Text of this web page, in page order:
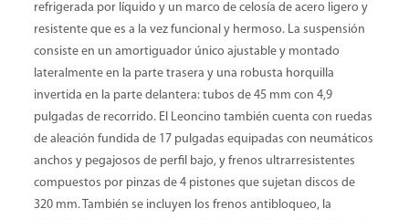
refrigerada por líquido y un marco de celosía de acero ligero y
resistente que es a la vez funcional y hermoso. La suspensión
consiste en un amortiguador único ajustable y montado
lateralmente en la parte trasera y una robusta horquilla
invertida en la parte delantera: tubos de 45 mm con 4,9
pulgadas de recorrido. El Leoncino también cuenta con ruedas
de aleación fundida de 17 pulgadas equipadas con neumáticos
anchos y pegajosos de perfil bajo, y frenos ultrarresistentes
compuestos por pinzas de 4 pistones que sujetan discos de
320 mm. También se incluyen los frenos antibloqueo, la